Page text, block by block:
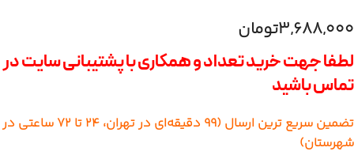
۳,۶۸۸,۰۰۰تومان
لطفا جهت خرید تعداد و همکاری با پشتیبانی سایت در
تماس باشید
تضمین سریع ترین ارسال (۹۹ دقیقه‌ای در تهران، ۲۴ تا ۷۲ ساعتی در
شهرستان)